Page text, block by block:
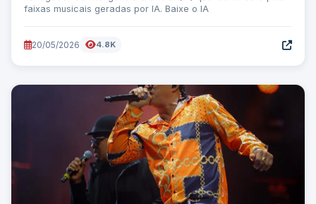
faixas musicais geradas por IA. Baixe o IA
20/05/2026 4.8K